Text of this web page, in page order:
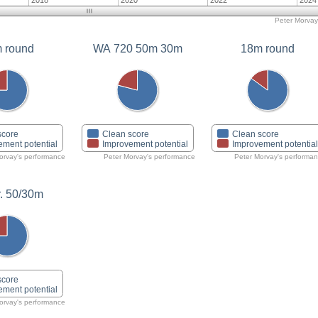
Peter
round
potential
performance
WA 720 50m 30m
Clean score
Improvement potential
Peter Morvay's performance
18m round
Clean score
Improvement potential
Peter Morvay's
50/30m
potential
performance